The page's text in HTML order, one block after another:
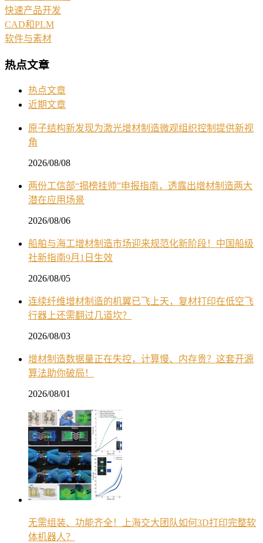
快速产品开发
CAD和PLM
软件与素材
热点文章
热点文章
近期文章
原子结构新发现为激光增材制造微观组织控制提供新视
角
2026/08/08
两份工信部“揭榜挂帅”申报指南，透露出增材制造两大
潜在应用场景
2026/08/06
船舶与海工增材制造市场迎来规范化新阶段！中国船级
社新指南9月1日生效
2026/08/05
连续纤维增材制造的机翼已飞上天，复材打印在低空飞
行器上还需翻过几道坎？
2026/08/03
增材制造数据量正在失控，计算慢、内存贵？这套开源
算法助你破局！
2026/08/01
无需组装、功能齐全！上海交大团队如何3D打印完整软
体机器人？